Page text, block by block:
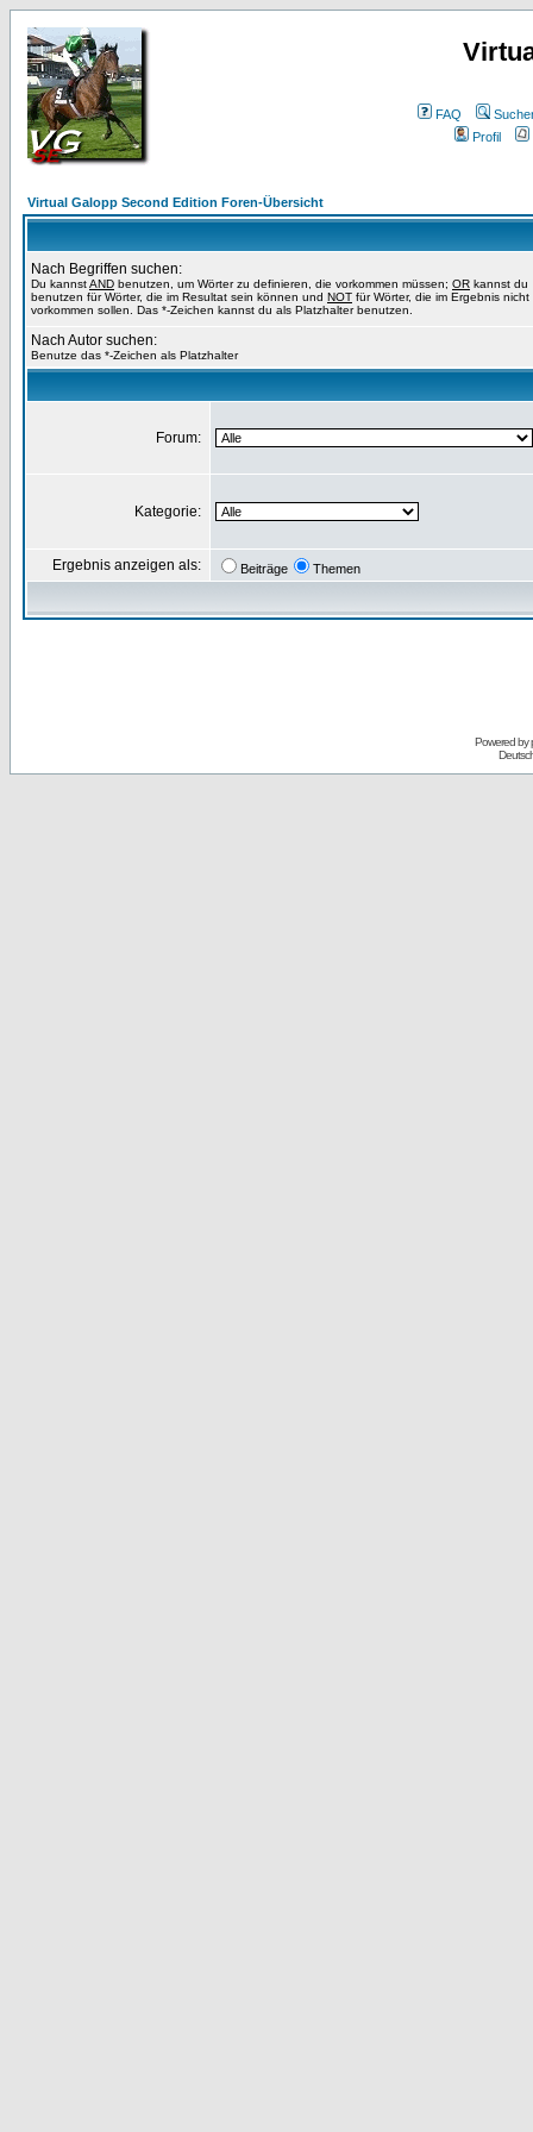
FAQ
Profil
Virtual Galopp Second Edition Foren-Übersicht
Nach Begriffen suchen:
Du kannstAND benutzen, um Wörter zu definieren, die vorkommen müssen; OR kannst du
benutzen für Wörter, die im Resultat sein können und NOT für Wörter, die im Ergebnis nicht
vorkommen sollen. Das *-Zeichen kannst du als Platzhalter benutzen.
Nach Autor suchen:
Benutze das *-Zeichen als Platzhalter
Forum:
Kategorie:
Ergebnis anzeigen als: Beiträge Themen
Powered by